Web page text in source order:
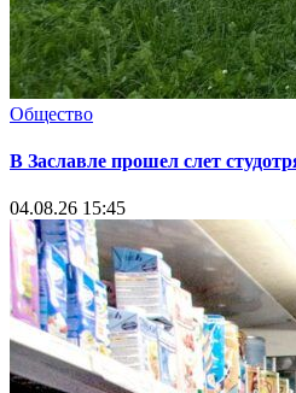
Общество
В Заславле прошел слет
04.08.26 15:45